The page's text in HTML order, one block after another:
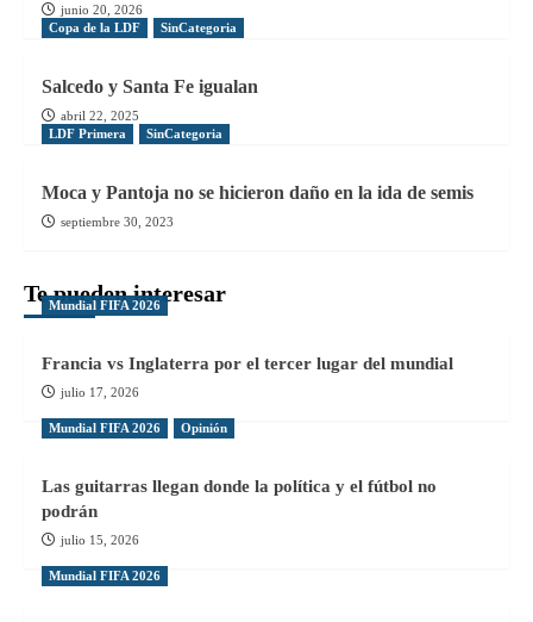
junio 20, 2026
Copa de la LDF
SinCategoria
Salcedo y Santa Fe igualan
abril 22, 2025
LDF Primera
SinCategoria
Moca y Pantoja no se hicieron daño en la ida de semis
septiembre 30, 2023
Te pueden interesar
Mundial FIFA 2026
Francia vs Inglaterra por el tercer lugar del mundial
julio 17, 2026
Mundial FIFA 2026 Opinión
Las guitarras llegan donde la política y el fútbol no
podrán
julio 15, 2026
Mundial FIFA 2026